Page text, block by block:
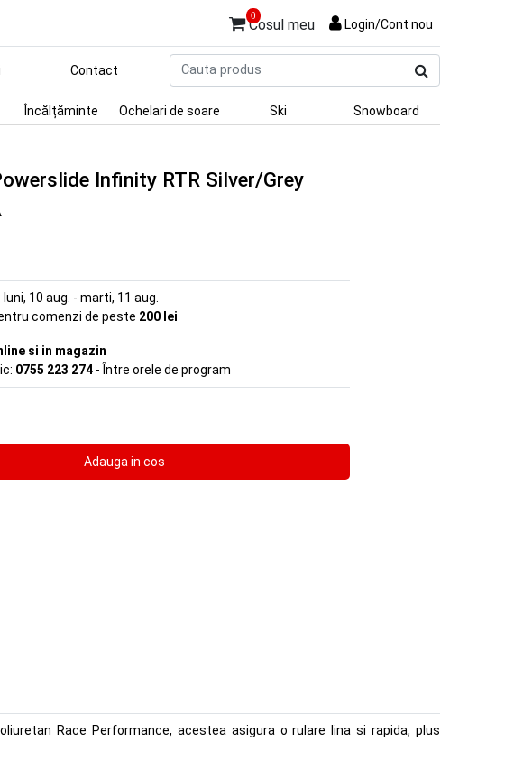
0
Cosul meu Login/Cont nou
produs
Contact
Încălțăminte Ochelari de soare Ski Snowboard
Infinity RTR Silver/Grey
luni, 10 aug. - marti, 11 aug.
comenzi de peste 200 lei
si in magazin
0755 223 274 - Între orele de program
Race Performance, acestea asigura o rulare lina si rapida, plus